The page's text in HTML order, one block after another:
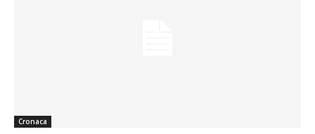
Cronaca